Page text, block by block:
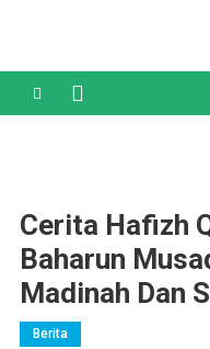
Cerita Hafizh
Baharun
Madinah Dan
Berita